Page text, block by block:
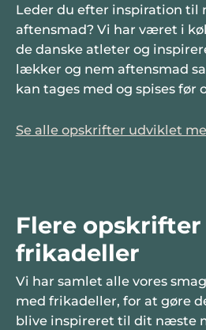
Leder du efter inspiration til
aftensmad? Vi har været i
de danske atleter og
lækker og nem aftensmad
kan tages med og spises
Se alle opskrifter udviklet
Flere opskrifter
frikadeller
Vi har samlet alle vores
med frikadeller, for at gøre
blive inspireret til dit næste